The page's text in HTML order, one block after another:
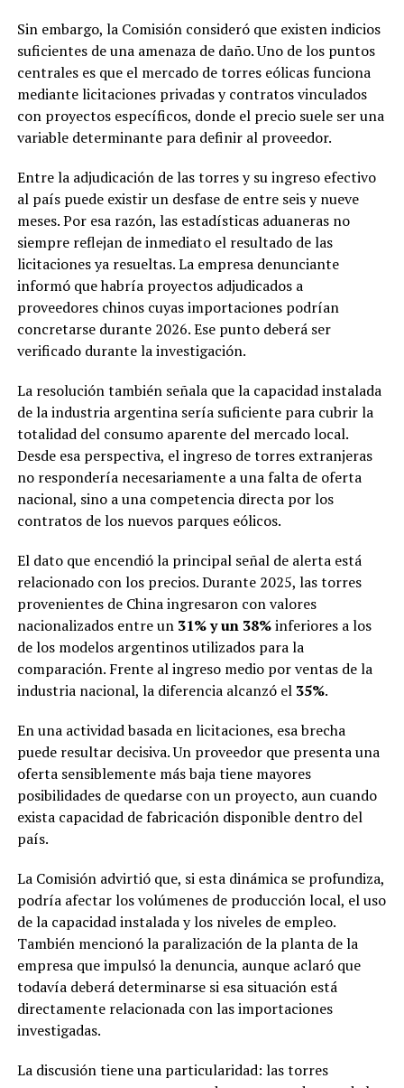
Sin embargo, la Comisión consideró que existen indicios
suficientes de una amenaza de daño. Uno de los puntos
centrales es que el mercado de torres eólicas funciona
mediante licitaciones privadas y contratos vinculados
con proyectos específicos, donde el precio suele ser una
variable determinante para definir al proveedor.
Entre la adjudicación de las torres y su ingreso efectivo
al país puede existir un desfase de entre seis y nueve
meses. Por esa razón, las estadísticas aduaneras no
siempre reflejan de inmediato el resultado de las
licitaciones ya resueltas. La empresa denunciante
informó que habría proyectos adjudicados a
proveedores chinos cuyas importaciones podrían
concretarse durante 2026. Ese punto deberá ser
verificado durante la investigación.
La resolución también señala que la capacidad instalada
de la industria argentina sería suficiente para cubrir la
totalidad del consumo aparente del mercado local.
Desde esa perspectiva, el ingreso de torres extranjeras
no respondería necesariamente a una falta de oferta
nacional, sino a una competencia directa por los
contratos de los nuevos parques eólicos.
El dato que encendió la principal señal de alerta está
relacionado con los precios. Durante 2025, las torres
provenientes de China ingresaron con valores
nacionalizados entre un 31% y un 38%inferiores a los
de los modelos argentinos utilizados para la
comparación. Frente al ingreso medio por ventas de la
industria nacional, la diferencia alcanzó el 35%.
En una actividad basada en licitaciones, esa brecha
puede resultar decisiva. Un proveedor que presenta una
oferta sensiblemente más baja tiene mayores
posibilidades de quedarse con un proyecto, aun cuando
exista capacidad de fabricación disponible dentro del
país.
La Comisión advirtió que, si esta dinámica se profundiza,
podría afectar los volúmenes de producción local, el uso
de la capacidad instalada y los niveles de empleo.
También mencionó la paralización de la planta de la
empresa que impulsó la denuncia, aunque aclaró que
todavía deberá determinarse si esa situación está
directamente relacionada con las importaciones
investigadas.
La discusión tiene una particularidad: las torres